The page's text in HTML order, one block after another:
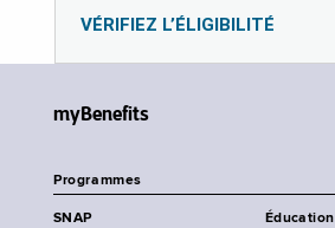
VÉRIFIEZ L’ÉLIGIBILITÉ
myBenefits
Programmes
SNAP
Éducation